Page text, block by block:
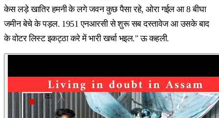
केस लड़े खातिर हमनी के लगे जवन कुछ पैसा रहे, ओरा गईल आ 8 बीघा
जमीन बेचे के पड़ल. 1951 एनआरसी से शुरू सब दस्तावेज आ उसके बाद
के वोटर लिस्ट इकट्ठा करे में भारी खर्चा भइल." ऊ कहली.